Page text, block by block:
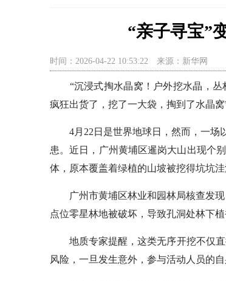
“亲子寻宝”
时间：2026-04-22 10:53:22 来源：新华网
“沉浸式掏水晶窝！户外挖水晶，丛
疯狂出货了，挖了一大袋，掏到了水晶窝”
4月22日是世界地球日，然而，一场以
患。近日，广州黄埔区暹岗大山出现个
体，原本覆盖着绿植的山坡被挖得坑坑
广州市黄埔区林业和园林局核查发现
点位零星林地被破坏，导致孔洞处林下
地质专家提醒，这类无序开挖不仅直
风险，一旦发生意外，参与活动人员的